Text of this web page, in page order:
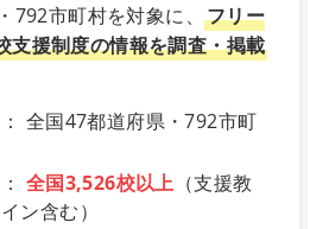
792市町村を対象に、 フリー
支援制度の情報を調査・掲載
全国47都道府県・792市町
全国3,526校以上 （支援教
ン含む）